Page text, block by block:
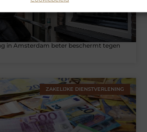
in Amsterdam beter beschermt tegen
ZAKELIJKE DIENSTVERLENING